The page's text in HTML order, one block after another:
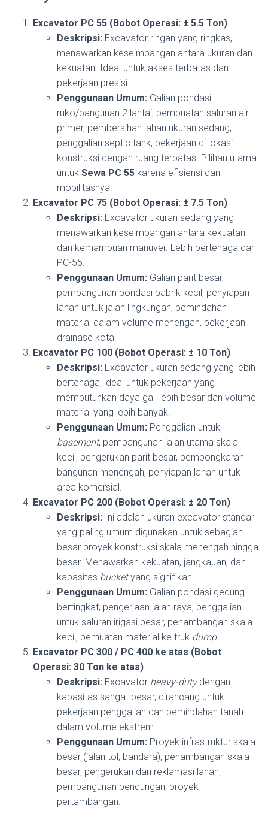
Excavator PC 55 (Bobot Operasi: ± 5.5 Ton)
Deskripsi: Excavator ringan yang ringkas,
menawarkan keseimbangan antara ukuran dan
kekuatan. Ideal untuk akses terbatas dan
pekerjaan presisi.
Penggunaan Umum: Galian pondasi
ruko/bangunan 2 lantai, pembuatan saluran air
primer, pembersihan lahan ukuran sedang,
penggalian septic tank, pekerjaan di lokasi
konstruksi dengan ruang terbatas. Pilihan utama
untuk Sewa PC 55 karena efisiensi dan
mobilitasnya.
Excavator PC 75 (Bobot Operasi: ± 7.5 Ton)
Deskripsi: Excavator ukuran sedang yang
menawarkan keseimbangan antara kekuatan
dan kemampuan manuver. Lebih bertenaga dari
PC-55.
Penggunaan Umum: Galian parit besar,
pembangunan pondasi pabrik kecil, penyiapan
lahan untuk jalan lingkungan, pemindahan
material dalam volume menengah, pekerjaan
drainase kota.
Excavator PC 100 (Bobot Operasi: ± 10 Ton)
Deskripsi: Excavator ukuran sedang yang lebih
bertenaga, ideal untuk pekerjaan yang
membutuhkan daya gali lebih besar dan volume
material yang lebih banyak.
Penggunaan Umum: Penggalian untuk
basement, pembangunan jalan utama skala
kecil, pengerukan parit besar, pembongkaran
bangunan menengah, penyiapan lahan untuk
area komersial.
Excavator PC 200 (Bobot Operasi: ± 20 Ton)
Deskripsi: Ini adalah ukuran excavator standar
yang paling umum digunakan untuk sebagian
besar proyek konstruksi skala menengah hingga
besar. Menawarkan kekuatan, jangkauan, dan
kapasitas bucketyang signifikan.
Penggunaan Umum: Galian pondasi gedung
bertingkat, pengerjaan jalan raya, penggalian
untuk saluran irigasi besar, penambangan skala
kecil, pemuatan material ke truk dump.
Excavator PC 300 / PC 400 ke atas (Bobot
Operasi: 30 Ton ke atas)
Deskripsi: Excavator heavy-dutydengan
kapasitas sangat besar, dirancang untuk
pekerjaan penggalian dan pemindahan tanah
dalam volume ekstrem.
Penggunaan Umum: Proyek infrastruktur skala
besar (jalan tol, bandara), penambangan skala
besar, pengerukan dan reklamasi lahan,
pembangunan bendungan, proyek
pertambangan.